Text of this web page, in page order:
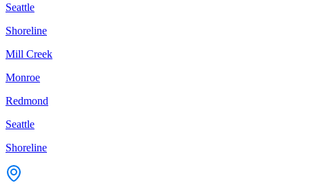
Seattle
Shoreline
Mill Creek
Monroe
Redmond
Seattle
Shoreline